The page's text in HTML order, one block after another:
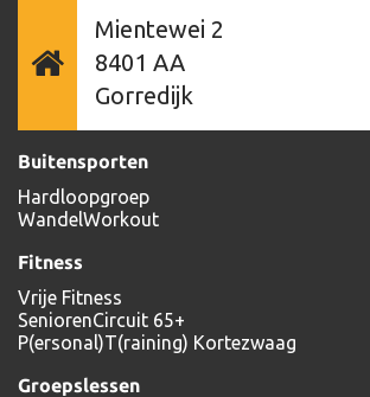
Mientewei 2
8401 AA
Gorredijk
Buitensporten
Hardloopgroep
WandelWorkout
Fitness
Vrije Fitness
SeniorenCircuit 65+
P(ersonal)T(raining) Kortezwaag
Groepslessen